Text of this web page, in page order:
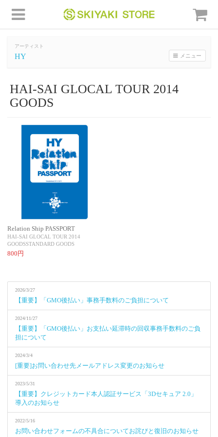
アーティスト
HY メニュー
HAI-SAI GLOCAL TOUR 2014
GOODS
Relation Ship PASSPORT
HAI-SAI GLOCAL TOUR 2014
GOODSSTANDARD GOODS
800円
2026/3/27
【重要】「GMO後払い」事務手数料のご負担について
2024/11/27
【重要】「GMO後払い」お支払い延滞時の回収事務手数料のご負
担について
2024/3/4
[重要]お問い合わせ先メールアドレス変更のお知らせ
2023/5/31
【重要】クレジットカード本人認証サービス「3Dセキュア 2.0」
導入のお知らせ
2022/5/16
お問い合わせフォームの不具合についてお詫びと復旧のお知らせ